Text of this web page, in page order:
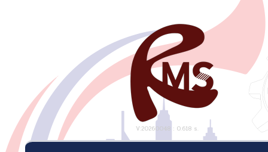
V:20260048 : 0.618 s.